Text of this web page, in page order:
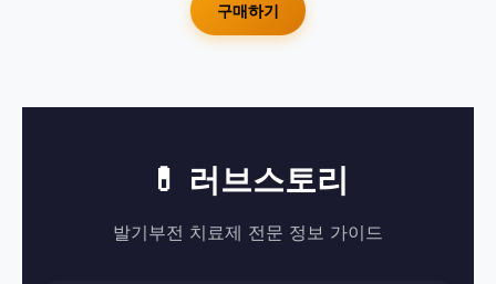
구매하기
💊 러브스토리
발기부전 치료제 전문 정보 가이드